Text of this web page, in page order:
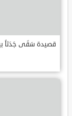
قصيدة سَقَى جَدَثاً